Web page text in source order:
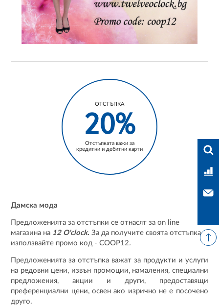
ОТСТЪПКА
20%
Отстъпката важи за
кредитни и дебитни карти
Дамска мода
Предложенията за отстъпки се отнасят за on line
магазина на 12 O'clock.За да получите своята отстъпка,
използвайте промо код - СООР12.
Предложенията за отстъпка важат за продукти и услуги
на редовни цени, извън промоции, намаления, специални
предложения, акции и други, предоставящи
преференциални цени, освен ако изрично не е посочено
друго.